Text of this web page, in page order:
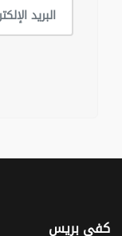
كفى بريس